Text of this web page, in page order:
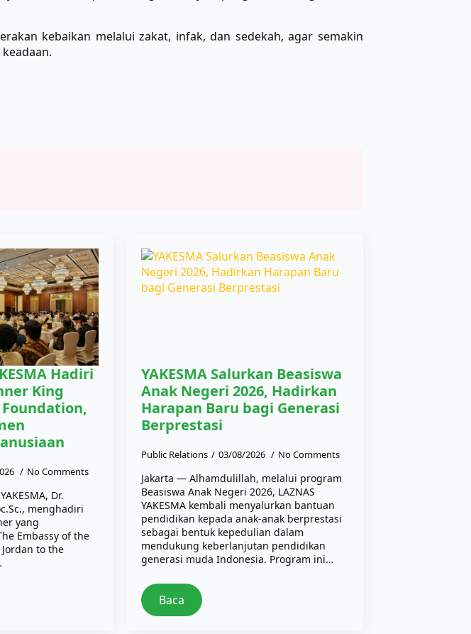
kebaikan melalui zakat, infak, dan sedekah, agar semakin
Hadiri
King
No Comments
Dr.
menghadiri
yang
Embassy of the
to the
YAKESMA Salurkan Beasiswa
Anak Negeri 2026, Hadirkan
Harapan Baru bagi Generasi
Berprestasi
Public Relations 03/08/2026 No Comments
Jakarta — Alhamdulillah, melalui program
Beasiswa Anak Negeri 2026, LAZNAS
YAKESMA kembali menyalurkan bantuan
pendidikan kepada anak-anak berprestasi
sebagai bentuk kepedulian dalam
mendukung keberlanjutan pendidikan
generasi muda Indonesia. Program ini…
Baca